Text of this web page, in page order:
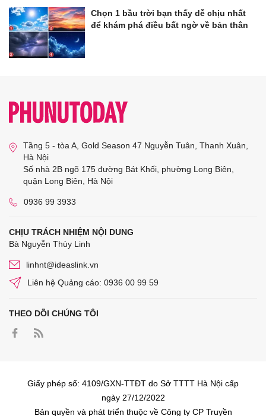
Chọn 1 bầu trời bạn thấy dễ chịu nhất
để khám phá điều bất ngờ về bản thân
Tầng 5 - tòa A, Gold Season 47 Nguyễn Tuân, Thanh Xuân,
Hà Nội
Số nhà 2B ngõ 175 đường Bát Khối, phường Long Biên,
quận Long Biên, Hà Nội
0936 99 3933
CHỊU TRÁCH NHIỆM NỘI DUNG
Bà Nguyễn Thùy Linh
linhnt@ideaslink.vn
Liên hệ Quảng cáo: 0936 00 99 59
THEO DÕI CHÚNG TÔI
Giấy phép số: 4109/GXN-TTĐT do Sở TTTT Hà Nội cấp
ngày 27/12/2022
Bản quyền và phát triển thuộc về Công ty CP Truyền